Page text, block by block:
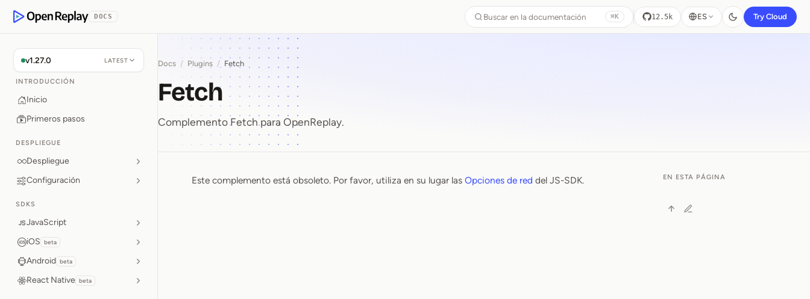
OpenReplay
DOCS Buscar en la documentación ⌘K 12.5k ES Try Cloud
v1.27.0 LATEST
INTRODUCCIÓN
Inicio
Primeros pasos
DESPLIEGUE
Despliegue
Configuración
SDKS
JavaScript
iOS beta
Android beta
React Native beta
Docs / Plugins / Fetch
Fetch
Complemento Fetch para OpenReplay.
Fetch
Este complemento está obsoleto. Por favor, utiliza en su lugar las Opciones de red del JS-SDK. EN ESTA PÁGINA